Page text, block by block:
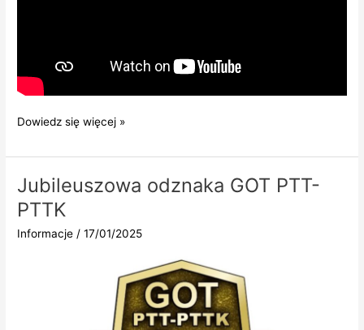
Debata:
turystyki
górskiej
i
schronisk
PTTK”
Dowiedz się więcej »
Jubileuszowa odznaka GOT PTT-
PTTK
Informacje /17/01/2025